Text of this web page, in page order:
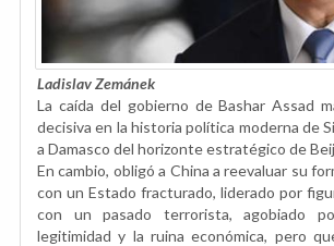
Ladislav Zemánek
La caída del gobierno de Bashar Assad
decisiva en la historia política moderna de
a Damasco del horizonte estratégico de
En cambio, obligó a China a reevaluar su
con un Estado fracturado, liderado por
con un pasado terrorista, agobiado
legitimidad y la ruina económica, pero